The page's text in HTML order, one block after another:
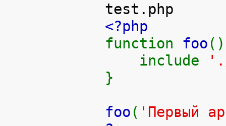
test.php
<?php
function foo
include
}
foo ( 'Первый